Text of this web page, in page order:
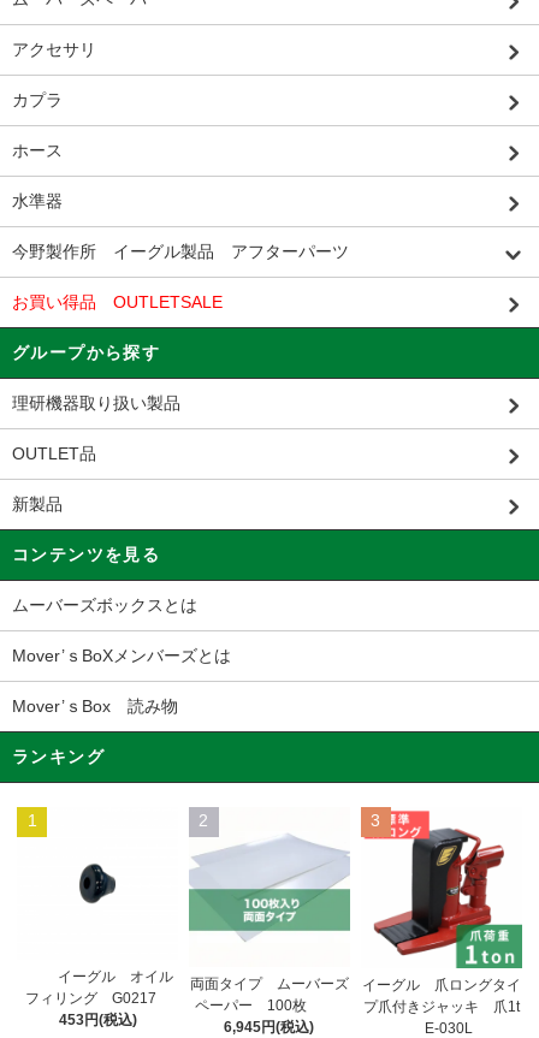
アクセサリ
カプラ
ホース
水準器
今野製作所 イーグル製品 アフターパーツ
お買い得品 OUTLETSALE
グループから探す
理研機器取り扱い製品
OUTLET品
新製品
コンテンツを見る
ムーバーズボックスとは
Mover’ｓBoXメンバーズとは
Mover’ｓBox 読み物
ランキング
1
イーグル オイル
フィリング G0217
453円(税込)
2
両面タイプ ムーバーズ
ペーパー 100枚
6,945円(税込)
3
イーグル 爪ロングタイ
プ爪付きジャッキ 爪1t
E-030L